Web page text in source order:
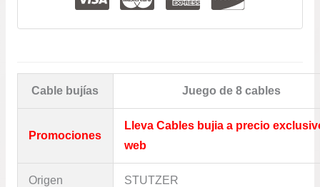
Cable bujías Juego de 8 cables
Promociones
Lleva Cables bujia a precio
web
Origen STUTZER